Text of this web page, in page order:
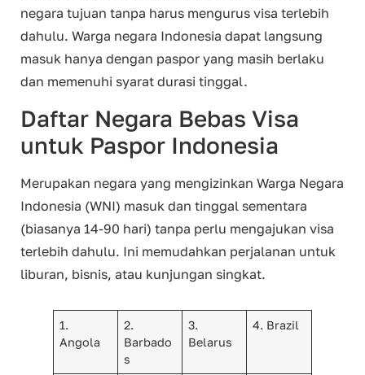
negara tujuan tanpa harus mengurus visa terlebih
dahulu. Warga negara Indonesia dapat langsung
masuk hanya dengan paspor yang masih berlaku
dan memenuhi syarat durasi tinggal.
Daftar Negara Bebas Visa
untuk Paspor Indonesia
Merupakan negara yang mengizinkan Warga Negara
Indonesia (WNI) masuk dan tinggal sementara
(biasanya 14-90 hari) tanpa perlu mengajukan visa
terlebih dahulu. Ini memudahkan perjalanan untuk
liburan, bisnis, atau kunjungan singkat.
1.
Angola
2.
Barbado
s
3.
Belarus
4. Brazil